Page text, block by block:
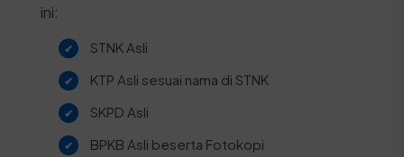
ini:
STNK Asli
KTP Asli sesuai nama di STNK
SKPD Asli
BPKB Asli beserta Fotokopi